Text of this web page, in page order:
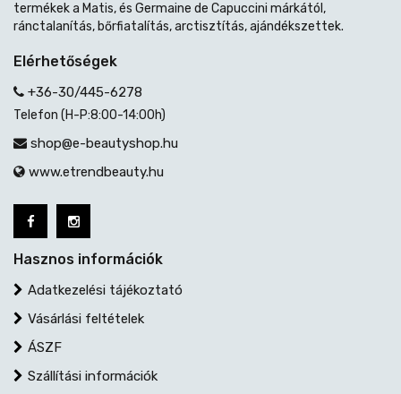
termékek a Matis, és Germaine de Capuccini márkától,
ránctalanítás, bőrfiatalítás, arctisztítás, ajándékszettek.
Elérhetőségek
+36-30/445-6278
Telefon (H-P:8:00-14:00h)
shop@e-beautyshop.hu
www.etrendbeauty.hu
Hasznos információk
Adatkezelési tájékoztató
Vásárlási feltételek
ÁSZF
Szállítási információk